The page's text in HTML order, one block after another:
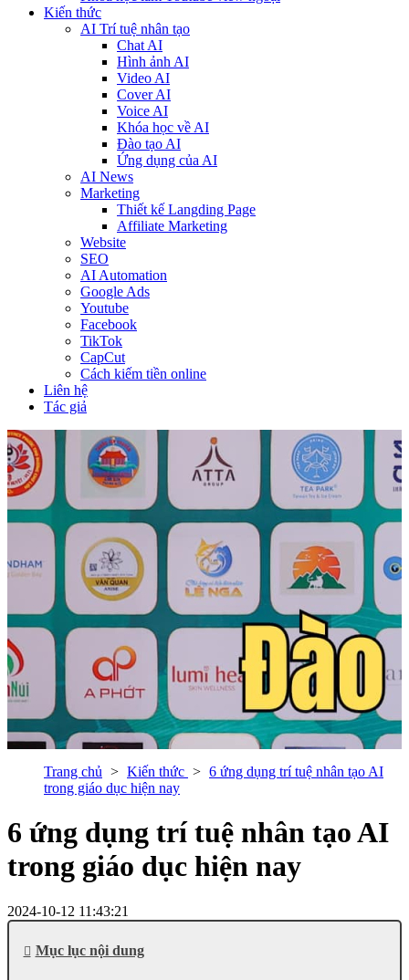
Kiến thức
AI Trí tuệ nhân tạo
Chat AI
Hình ảnh AI
Video AI
Cover AI
Voice AI
Khóa học về AI
Đào tạo AI
Ứng dụng của AI
AI News
Marketing
Thiết kế Langding Page
Affiliate Marketing
Website
SEO
AI Automation
Google Ads
Youtube
Facebook
TikTok
CapCut
Cách kiếm tiền online
Liên hệ
Tác giả
Trang chủ Kiến thức
6 ứng dụng trí tuệ nhân tạo AI
trong giáo dục hiện nay
6 ứng dụng trí tuệ nhân tạo AI
trong giáo dục hiện nay
2024-10-12 11:43:21
Mục lục nội dung